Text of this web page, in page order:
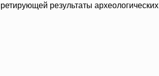
результаты археологических